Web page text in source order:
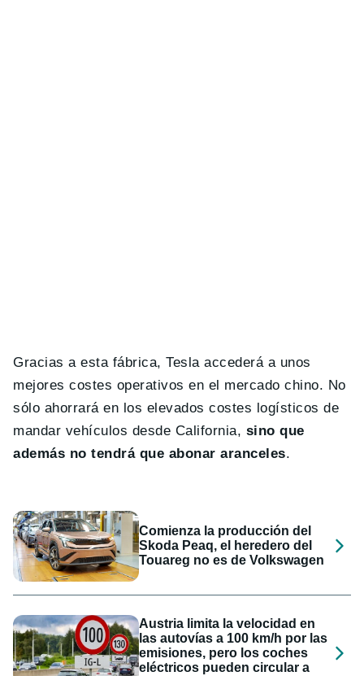
Gracias a esta fábrica, Tesla accederá a unos
mejores costes operativos en el mercado chino. No
sólo ahorrará en los elevados costes logísticos de
mandar vehículos desde California, sino que
además no tendrá que abonar aranceles.
Comienza la producción del
Skoda Peaq, el heredero del
Touareg no es de Volkswagen
Austria limita la velocidad en
las autovías a 100 km/h por las
emisiones, pero los coches
eléctricos pueden circular a